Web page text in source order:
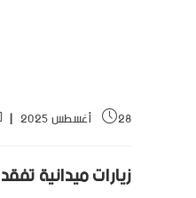
28 أغسطس 2025
زيارات ميدانية